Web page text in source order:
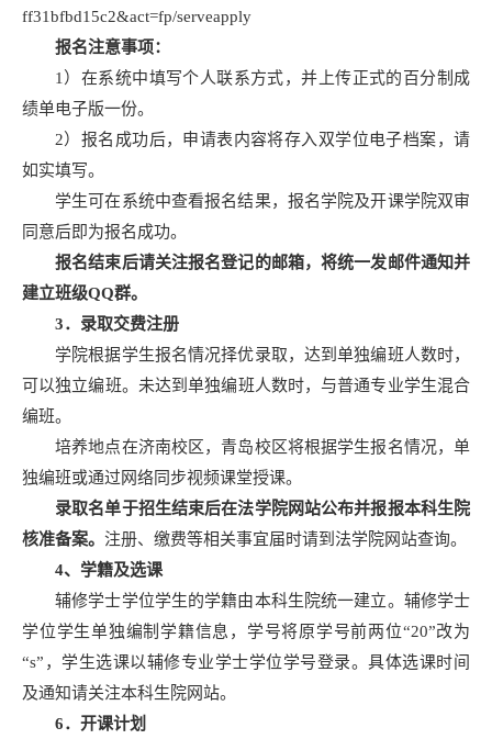
ff31bfbd15c2&act=fp/serveapply
报名注意事项：
1）在系统中填写个人联系方式，并上传正式的百分制成
绩单电子版一份。
2）报名成功后，申请表内容将存入双学位电子档案，请
如实填写。
学生可在系统中查看报名结果，报名学院及开课学院双审
同意后即为报名成功。
报名结束后请关注报名登记的邮箱，将统一发邮件通知并
建立班级QQ群。
3．录取交费注册
学院根据学生报名情况择优录取，达到单独编班人数时，
可以独立编班。未达到单独编班人数时，与普通专业学生混合
编班。
培养地点在济南校区，青岛校区将根据学生报名情况，单
独编班或通过网络同步视频课堂授课。
录取名单于招生结束后在法学院网站公布并报报本科生院
核准备案。 注册、缴费等相关事宜届时请到法学院网站查询。
4、学籍及选课
辅修学士学位学生的学籍由本科生院统一建立。辅修学士
学位学生单独编制学籍信息，学号将原学号前两位“20”改为
“s”，学生选课以辅修专业学士学位学号登录。具体选课时间
及通知请关注本科生院网站。
6．开课计划